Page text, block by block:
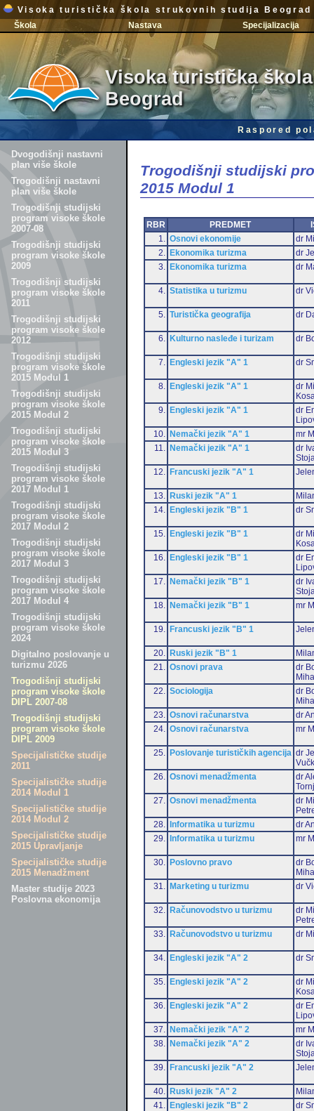
Visoka turistička škola strukovnih studija Beograd
Škola
Nastava Specijalizacija
Visoka turistička
Beograd
Raspored
Dvogodišnji nastavni
plan više škole
Trogodišnji nastavni
plan više škole
Trogodišnji studijski
program visoke škole
2007-08
Trogodišnji studijski
program visoke škole
2009
Trogodišnji studijski
program visoke škole
2011
Trogodišnji studijski
program visoke škole
2012
Trogodišnji studijski
program visoke škole
2015 Modul 1
Trogodišnji studijski
program visoke škole
2015 Modul 2
Trogodišnji studijski
program visoke škole
2015 Modul 3
Trogodišnji studijski
program visoke škole
2017 Modul 1
Trogodišnji studijski
program visoke škole
2017 Modul 2
Trogodišnji studijski
program visoke škole
2017 Modul 3
Trogodišnji studijski
program visoke škole
2017 Modul 4
Trogodišnji studijski
program visoke škole
2024
Digitalno poslovanje u
turizmu 2026
Trogodišnji studijski
program visoke škole
DIPL 2007-08
Trogodišnji studijski
program visoke škole
DIPL 2009
Specijalističke studije
2011
Specijalističke studije
2014 Modul 1
Specijalističke studije
2014 Modul 2
Specijalističke studije
2015 Upravljanje
Specijalističke studije
2015 Menadžment
Master studije 2023
Poslovna ekonomija
Trogodišnji studijski
2015 Modul 1
RBR PREDMET
1.
Osnovi ekonomije
dr
2.
Ekonomika turizma
dr
3.
Ekonomika turizma dr
4. Statistika u turizmu dr
5. Turistička geografija dr
6. Kulturno nasleđe i turizam dr
7. Engleski jezik "A" 1 dr
8. Engleski jezik "A" 1
dr
9.
Engleski jezik "A" 1
dr
10.
Nemački jezik "A" 1
mr
11.
Nemački jezik "A" 1
dr
12.
Francuski jezik "A" 1
13. Ruski jezik "A" 1
14.
Engleski jezik "B" 1 dr
15. Engleski jezik "B" 1
dr
16.
Engleski jezik "B" 1
dr
17.
Nemački jezik "B" 1
dr
18.
Nemački jezik "B" 1 mr
19. Francuski jezik "B" 1
20. Ruski jezik "B" 1
21.
Osnovi prava
dr
22.
Sociologija
dr
23.
Osnovi računarstva
dr
24.
Osnovi računarstva mr
25. Poslovanje turističkih agencija dr
26.
Osnovi menadžmenta
dr
27.
Osnovi menadžmenta
dr
28.
Informatika u turizmu
dr
29.
Informatika u turizmu mr
30. Poslovno pravo
dr
31.
Marketing u turizmu dr
32. Računovodstvo u turizmu
dr
33.
Računovodstvo u turizmu dr
34. Engleski jezik "A" 2 dr
35. Engleski jezik "A" 2
dr
36.
Engleski jezik "A" 2
dr
37.
Nemački jezik "A" 2
mr
38.
Nemački jezik "A" 2
dr
39.
Francuski jezik "A" 2
40. Ruski jezik "A" 2
41.
Engleski jezik "B" 2 dr